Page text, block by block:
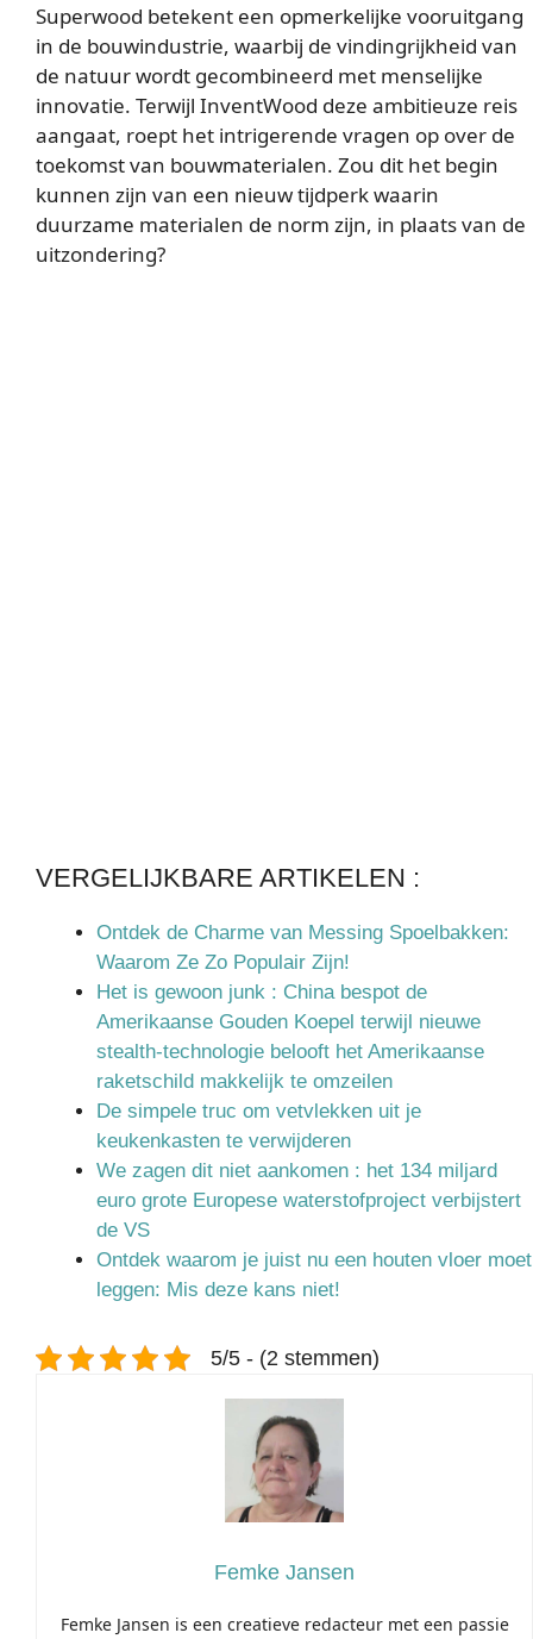
Superwood betekent een opmerkelijke vooruitgang
in de bouwindustrie, waarbij de vindingrijkheid van
de natuur wordt gecombineerd met menselijke
innovatie. Terwijl InventWood deze ambitieuze reis
aangaat, roept het intrigerende vragen op over de
toekomst van bouwmaterialen. Zou dit het begin
kunnen zijn van een nieuw tijdperk waarin
duurzame materialen de norm zijn, in plaats van de
uitzondering?
VERGELIJKBARE ARTIKELEN :
Ontdek de Charme van Messing Spoelbakken:
Waarom Ze Zo Populair Zijn!
Het is gewoon junk : China bespot de
Amerikaanse Gouden Koepel terwijl nieuwe
stealth-technologie belooft het Amerikaanse
raketschild makkelijk te omzeilen
De simpele truc om vetvlekken uit je
keukenkasten te verwijderen
We zagen dit niet aankomen : het 134 miljard
euro grote Europese waterstofproject verbijstert
de VS
Ontdek waarom je juist nu een houten vloer moet
leggen: Mis deze kans niet!
5/5 - (2 stemmen)
Femke Jansen
Femke Jansen is een creatieve redacteur met een passie